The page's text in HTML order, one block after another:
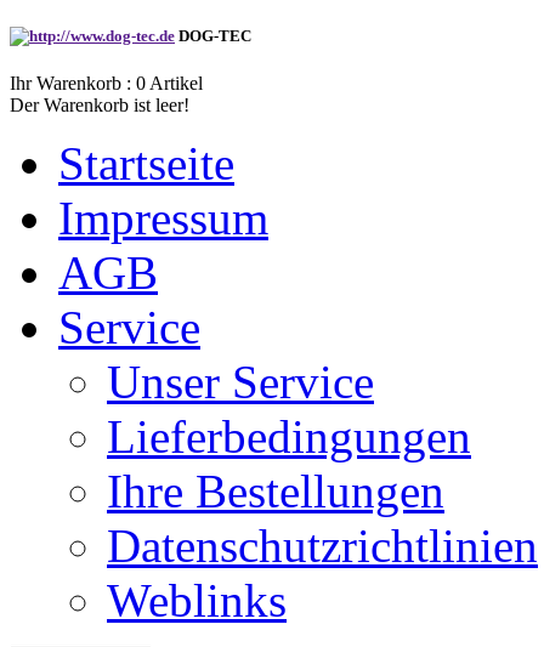
DOG-TEC
Ihr Warenkorb : 0 Artikel
Der Warenkorb ist leer!
Startseite
Impressum
AGB
Service
Unser Service
Lieferbedingungen
Ihre Bestellungen
Datenschutzrichtlinien
Weblinks